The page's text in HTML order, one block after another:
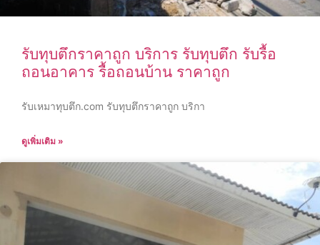
รับทุบตึกราคาถูก บริการ รับทุบตึก รับรื้อ
ถอนอาคาร รื้อถอนบ้าน ราคาถูก
รับเหมาทุบตึก.com รับทุบตึกราคาถูก บริกา
ดูเพิ่มเติม »